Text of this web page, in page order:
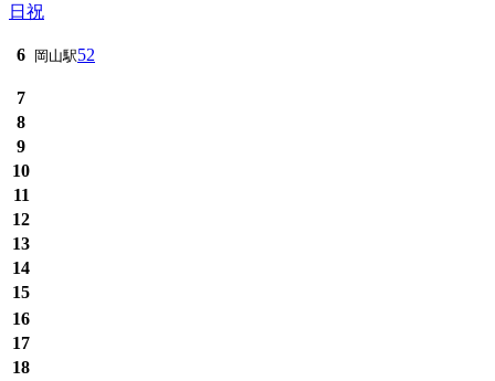
日祝
6 岡山駅52
7
8
9
10
11
12
13
14
15
16
17
18